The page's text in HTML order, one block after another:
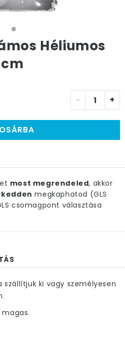
Héliumos
- +
most megrendeled, akkor
kedden megkaphatod (GLS
csomagpont választása
ki vagy személyesen